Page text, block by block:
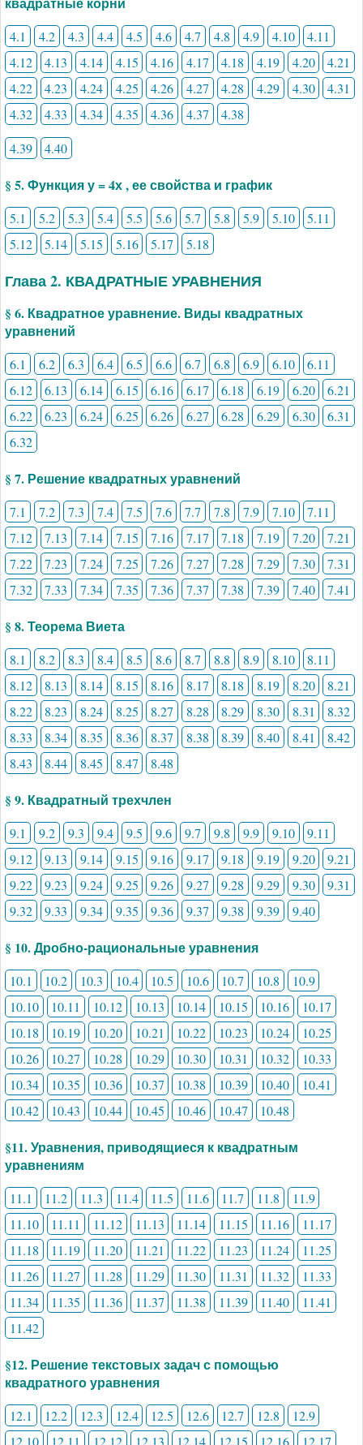
4.1 4.2 4.3 4.4 4.5 4.6 4.7 4.8 4.9 4.10
4.11
4.12
4.13 4.14 4.15 4.16 4.17 4.18 4.19 4.20
4.21
4.22
4.23 4.24 4.25 4.26 4.27 4.28 4.29 4.30
4.31
4.32
4.33 4.34 4.35 4.36 4.37
4.38
4.39
4.40
§ 5. Функция у = 4х , ее свойства и график
5.1 5.2 5.3 5.4 5.5 5.6 5.7 5.8 5.9 5.10
5.11
5.12
5.14 5.15 5.16 5.17 5.18
Глава 2. КВАДРАТНЫЕ УРАВНЕНИЯ
§ 6. Квадратное уравнение. Виды квадратных
уравнений
6.1 6.2 6.3 6.4 6.5 6.6 6.7 6.8 6.9 6.10
6.11
6.12
6.13 6.14 6.15 6.16 6.17 6.18 6.19 6.20
6.21
6.22
6.23 6.24 6.25 6.26 6.27 6.28 6.29 6.30
6.31
6.32
§ 7. Решение квадратных уравнений
7.1 7.2 7.3 7.4 7.5 7.6 7.7 7.8 7.9 7.10
7.11
7.12
7.13 7.14 7.15 7.16 7.17 7.18 7.19 7.20
7.21
7.22
7.23 7.24 7.25 7.26 7.27 7.28 7.29 7.30
7.31
7.32
7.33 7.34 7.35 7.36 7.37 7.38 7.39 7.40 7.41
§ 8. Теорема Виета
8.1 8.2 8.3 8.4 8.5 8.6 8.7 8.8 8.9 8.10
8.11
8.12
8.13 8.14 8.15 8.16 8.17 8.18 8.19 8.20
8.21
8.22
8.23 8.24 8.25 8.27 8.28 8.29 8.30 8.31
8.32
8.33
8.34 8.35 8.36 8.37 8.38 8.39 8.40 8.41
8.42
8.43
8.44 8.45 8.47 8.48
§ 9. Квадратный трехчлен
9.1 9.2 9.3 9.4 9.5 9.6 9.7 9.8 9.9 9.10
9.11
9.12
9.13 9.14 9.15 9.16 9.17 9.18 9.19 9.20
9.21
9.22
9.23 9.24 9.25 9.26 9.27 9.28 9.29 9.30
9.31
9.32
9.33 9.34 9.35 9.36 9.37 9.38 9.39 9.40
§ 10. Дробно-рациональные уравнения
10.1 10.2 10.3 10.4 10.5 10.6 10.7 10.8
10.9
10.10
10.11 10.12 10.13 10.14 10.15 10.16
10.17
10.18
10.19 10.20 10.21 10.22 10.23 10.24
10.25
10.26
10.27 10.28 10.29 10.30 10.31 10.32
10.33
10.34
10.35 10.36 10.37 10.38 10.39 10.40
10.41
10.42
10.43 10.44 10.45 10.46 10.47 10.48
§11. Уравнения, приводящиеся к квадратным
уравнениям
11.1 11.2 11.3 11.4 11.5 11.6 11.7 11.8
11.9
11.10
11.11 11.12 11.13 11.14 11.15 11.16
11.17
11.18
11.19 11.20 11.21 11.22 11.23 11.24
11.25
11.26
11.27 11.28 11.29 11.30 11.31 11.32
11.33
11.34
11.35 11.36 11.37 11.38 11.39 11.40
11.41
11.42
§12. Решение текстовых задач с помощью
квадратного уравнения
12.1 12.2 12.3 12.4 12.5 12.6 12.7 12.8
12.9
12.10
12.11 12.12 12.13 12.14 12.15 12.16
12.17